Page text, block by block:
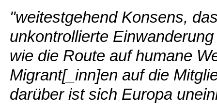
"weitestgehend Konsens,
unkontrollierte
wie die Route auf humane
Migrant[_inn]en auf die
darüber ist sich Europa